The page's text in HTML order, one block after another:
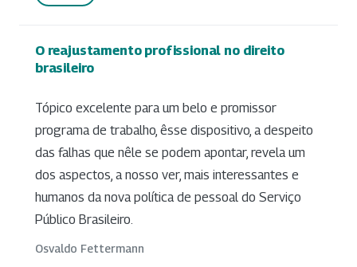
O reajustamento profissional no direito
brasileiro
Tópico excelente para um belo e promissor
programa de trabalho, êsse dispositivo, a despeito
das falhas que nêle se podem apontar, revela um
dos aspectos, a nosso ver, mais interessantes e
humanos da nova política de pessoal do Serviço
Público Brasileiro.
Osvaldo Fettermann